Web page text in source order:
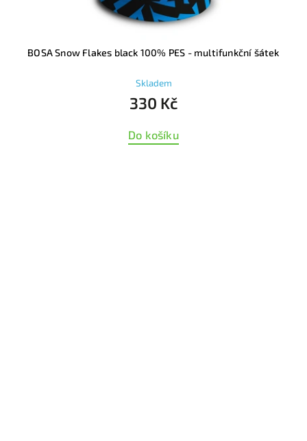
BOSA Snow Flakes black 100% PES - multifunkční šátek
Skladem
330 Kč
Do košíku